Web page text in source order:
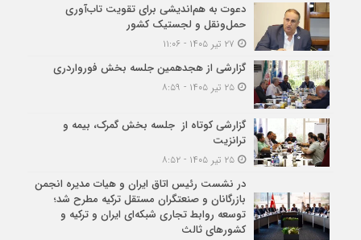
دعوت به هم‌اندیشی برای تقویت تاب‌آوری
حمل‌ونقل و لجستیک کشور
گزارشی از هجدهمین جلسه بخش فورواردری
۲۵ تیر ۱۴۰۵ - ۸:۵۹
گزارشی کوتاه از جلسه بخش گمرک، بیمه و
ترانزیت
۲۵ تیر ۱۴۰۵ - ۸:۵۲
در نشست رئیس اتاق ایران و هیات مدیره انجمن
بازرگانان و صنعتگران مستقل ترکیه مطرح شد؛
توسعه روابط تجاری شبکه‌ای ایران و ترکیه و
کشورهای ثالث